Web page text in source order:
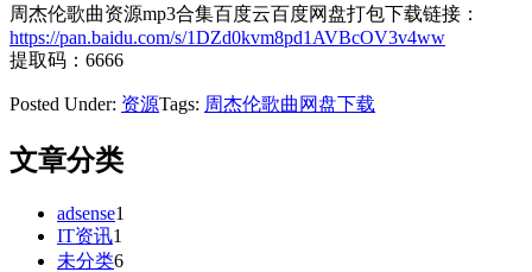
周杰伦歌曲资源mp3合集百度云百度网盘打包下载链接：
https://pan.baidu.com/s/1DZd0kvm8pd1AVBcOV3v4ww
提取码：6666
Posted Under: 资源Tags: 周杰伦歌曲网盘下载
文章分类
adsense1
IT资讯1
未分类6